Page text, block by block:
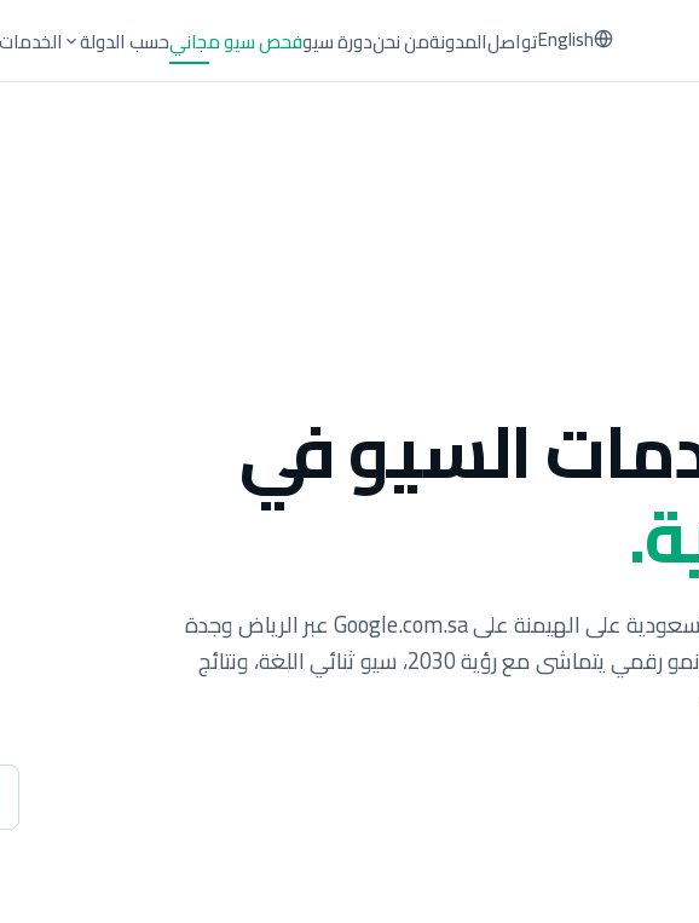
حسب الدولةفحص سيو مجانيدورة سيومن نحنالمدونةتواصلEnglish
السيو في
سبايدرلاب يساعد الشركات السعودية على الهيمنة على Google.com.sa عبر الرياض وجدة
والدمام والمنطقة الشرقية. نمو رقمي يتماشى مع رؤية 2030، سيو ثنائي اللغة، ونتائج